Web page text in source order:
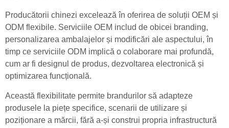
Producătorii chinezi excelează în oferirea de soluții OEM și
ODM flexibile. Serviciile OEM includ de obicei branding,
personalizarea ambalajelor și modificări ale aspectului, în
timp ce serviciile ODM implică o colaborare mai profundă,
cum ar fi designul de produs, dezvoltarea electronică și
optimizarea funcțională.
Această flexibilitate permite brandurilor să adapteze
produsele la piețe specifice, scenarii de utilizare și
poziționare a mărcii, fără a-și construi propria infrastructură